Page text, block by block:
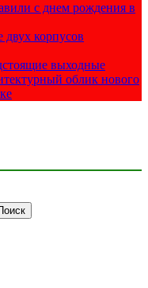
с днем рождения в
корпусов
выходные
облик нового